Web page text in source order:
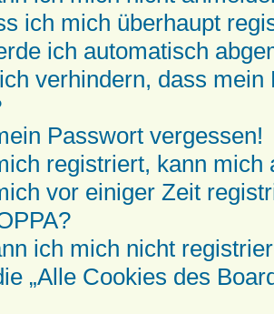
ich mich überhaupt
ich automatisch
verhindern, dass
Passwort vergessen!
registriert, kann mich
vor einiger Zeit
ich mich nicht
„Alle Cookies des